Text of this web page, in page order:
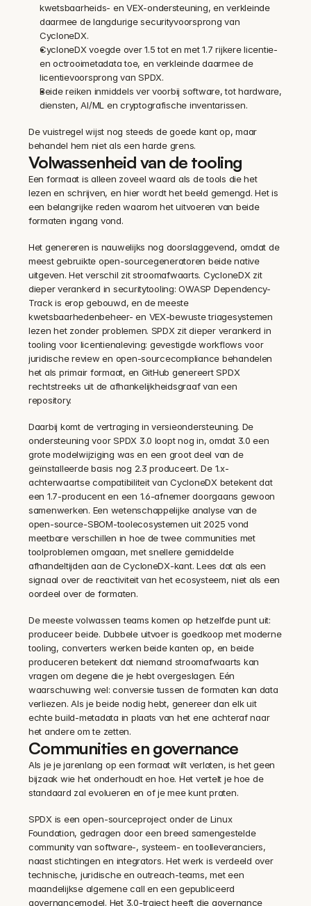
kwetsbaarheids- en VEX-ondersteuning, en verkleinde
daarmee de langdurige securityvoorsprong van
CycloneDX.
CycloneDX voegde over 1.5 tot en met 1.7 rijkere licentie-
en octrooimetadata toe, en verkleinde daarmee de
licentievoorsprong van SPDX.
Beide reiken inmiddels ver voorbij software, tot hardware,
diensten, AI/ML en cryptografische inventarissen.
De vuistregel wijst nog steeds de goede kant op, maar
behandel hem niet als een harde grens.
Volwassenheid van de tooling
Een formaat is alleen zoveel waard als de tools die het
lezen en schrijven, en hier wordt het beeld gemengd. Het is
een belangrijke reden waarom het uitvoeren van beide
formaten ingang vond.
Het genereren is nauwelijks nog doorslaggevend, omdat de
meest gebruikte open-sourcegeneratoren beide native
uitgeven. Het verschil zit stroomafwaarts. CycloneDX zit
dieper verankerd in securitytooling: OWASP Dependency-
Track is erop gebouwd, en de meeste
kwetsbaarhedenbeheer- en VEX-bewuste triagesystemen
lezen het zonder problemen. SPDX zit dieper verankerd in
tooling voor licentienaleving: gevestigde workflows voor
juridische review en open-sourcecompliance behandelen
het als primair formaat, en GitHub genereert SPDX
rechtstreeks uit de afhankelijkheidsgraaf van een
repository.
Daarbij komt de vertraging in versieondersteuning. De
ondersteuning voor SPDX 3.0 loopt nog in, omdat 3.0 een
grote modelwijziging was en een groot deel van de
geïnstalleerde basis nog 2.3 produceert. De 1.x-
achterwaartse compatibiliteit van CycloneDX betekent dat
een 1.7-producent en een 1.6-afnemer doorgaans gewoon
samenwerken. Een wetenschappelijke analyse van de
open-source-SBOM-toolecosystemen uit 2025 vond
meetbare verschillen in hoe de twee communities met
toolproblemen omgaan, met snellere gemiddelde
afhandeltijden aan de CycloneDX-kant. Lees dat als een
signaal over de reactiviteit van het ecosysteem, niet als een
oordeel over de formaten.
De meeste volwassen teams komen op hetzelfde punt uit:
produceer beide. Dubbele uitvoer is goedkoop met moderne
tooling, converters werken beide kanten op, en beide
produceren betekent dat niemand stroomafwaarts kan
vragen om degene die je hebt overgeslagen. Eén
waarschuwing wel: conversie tussen de formaten kan data
verliezen. Als je beide nodig hebt, genereer dan elk uit
echte build-metadata in plaats van het ene achteraf naar
het andere om te zetten.
Communities en governance
Als je je jarenlang op een formaat wilt verlaten, is het geen
bijzaak wie het onderhoudt en hoe. Het vertelt je hoe de
standaard zal evolueren en of je mee kunt praten.
SPDX is een open-sourceproject onder de Linux
Foundation, gedragen door een breed samengestelde
community van software-, systeem- en toolleveranciers,
naast stichtingen en integrators. Het werk is verdeeld over
technische, juridische en outreach-teams, met een
maandelijkse algemene call en een gepubliceerd
governancemodel. Het 3.0-traject heeft die governance